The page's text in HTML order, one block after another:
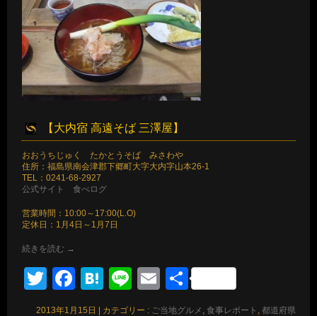
【大内宿 高遠そば 三澤屋】
おおうちじゅく たかとうそば みさわや
住所：福島県南会津郡下郷町大字大内字山本26-1
TEL：0241-68-2927
公式サイト
食べログ
営業時間：10:00～17:00(L.O)
定休日：1月4日～1月7日
続きを読む →
TwitterFacebook
Hatena
LineEmail
共
有
2013年1月15日 | カテゴリー : ご当地グルメ 食事レポート
都道府県